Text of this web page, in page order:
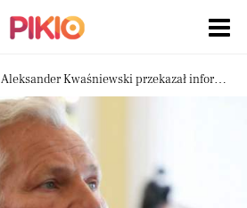
Aleksander Kwaśniewski przekazał informacje o zdrowiu. Wraz z żoną wyjechał z Polski